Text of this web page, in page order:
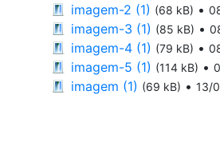
imagem-2 (1) (68 kB) •
imagem-3 (1) (85 kB) •
imagem-4 (1) (79 kB) •
imagem-5 (1) (114 kB) •
imagem (1) (69 kB) • 13/